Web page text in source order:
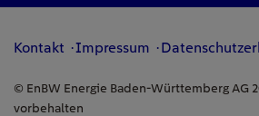
Kontakt Impressum
© EnBW Energie Baden-Württemberg AG
vorbehalten